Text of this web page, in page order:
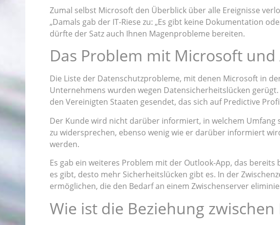
Zumal selbst Microsoft den Überblick über alle Ereignisse
„Damals gab der IT-Riese zu: „Es gibt keine Dokumentation
dürfte der Satz auch Ihnen Magenprobleme bereiten.
Das Problem mit Microsoft
Die Liste der Datenschutzprobleme, mit denen Microsoft in
Unternehmens wurden wegen Datensicherheitslücken
den Vereinigten Staaten gesendet, das sich auf Predictive
Der Kunde wird nicht darüber informiert, in welchem
zu widersprechen, ebenso wenig wie er darüber informiert
werden.
Es gab ein weiteres Problem mit der Outlook-App, das
es gibt, desto mehr Sicherheitslücken gibt es. In der
ermöglichen, die den Bedarf an einem Zwischenserver
Wie ist die Beziehung